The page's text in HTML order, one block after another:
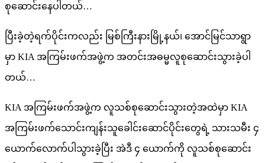
စုဆောင်းနေပါတယ်…
ပြီးခဲ့တဲ့ရက်ပိုင်းကလည်း မြစ်ကြီးနားမြို့နယ်၊ အောင်မြင်သာရွာ
မှာ KIA အကြမ်းဖက်အဖွဲ့က အတင်းအဓမ္မလူစုဆောင်းသွားခဲ့ပါ
တယ်…
KIA အကြမ်းဖက်အဖွဲ့က လူသစ်စုဆောင်းသွားတဲ့အထဲမှာ KIA
အကြမ်းဖက်သောင်းကျန်းသူခေါင်းဆောင်ပိုင်းတွေရဲ့ သားသမီး ၄
ယောက်လောက်ပါသွားခဲ့ပြီး အဲဒီ ၄ ယောက်ကို လူသစ်စုဆောင်း